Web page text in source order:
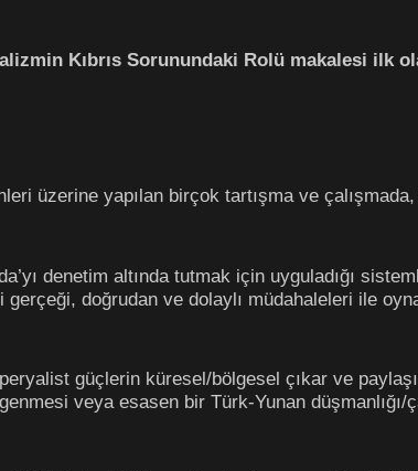
Kıbrıs Sorunundaki Rolü makalesi ilk
üzerine yapılan birçok tartışma ve
denetim altında tutmak için uyguladığı
doğrudan ve dolaylı müdahaleleri ile
güçlerin küresel/bölgesel çıkar ve
veya esasen bir Türk-Yunan düşmanlığı/